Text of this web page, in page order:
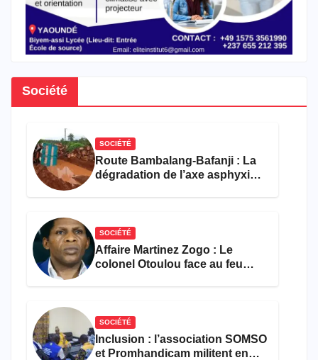
Société
SOCIÉTÉ
Route Bambalang-Bafanji : La
dégradation de l’axe asphyxie
SOCIÉTÉ
Affaire Martinez Zogo : Le
colonel Otoulou face au feu
SOCIÉTÉ
Inclusion : l’association SOMSO
et Promhandicam militent en